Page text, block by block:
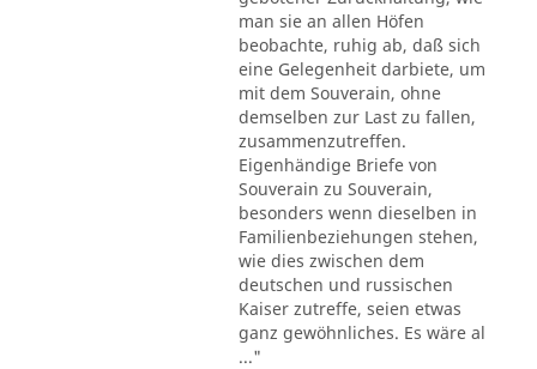
man sie an allen Höfen
beobachte, ruhig ab, daß sich
eine Gelegenheit darbiete, um
mit dem Souverain, ohne
demselben zur Last zu fallen,
zusammenzutreffen.
Eigenhändige Briefe von
Souverain zu Souverain,
besonders wenn dieselben in
Familienbeziehungen stehen,
wie dies zwischen dem
deutschen und russischen
Kaiser zutreffe, seien etwas
ganz gewöhnliches. Es wäre al
..."